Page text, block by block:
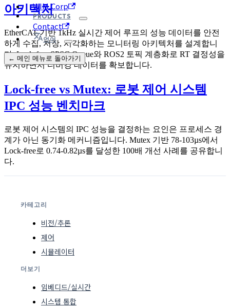
WIM Corp
PRODUCTS
Contact
언어
← 메인 메뉴로 돌아가기
아키텍처
EtherCAT 기반 1kHz 실시간 제어 루프의 성능 데이터를 안전
하게 수집, 저장, 시각화하는 모니터링 아키텍처를 설계합니
다. Lock-free SPSC Queue와 ROS2 토픽 계층화로 RT 결정성을
유지하면서 디버깅 데이터를 확보합니다.
Lock-free vs Mutex: 로봇 제어 시스템
IPC 성능 벤치마크
로봇 제어 시스템의 IPC 성능을 결정하는 요인은 프로세스 경
계가 아닌 동기화 메커니즘입니다. Mutex 기반 78-103µs에서
Lock-free로 0.74-0.82µs를 달성한 100배 개선 사례를 공유합니
다.
카테고리
비전/추론
제어
시뮬레이터
더보기
임베디드/실시간
시스템 통합